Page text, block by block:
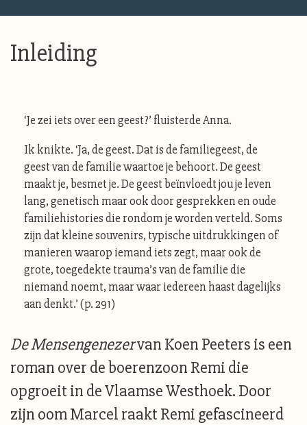
Inleiding
‘Je zei iets over een geest?’ fluisterde Anna.
Ik knikte. ‘Ja, de geest. Dat is de familiegeest, de
geest van de familie waartoe je behoort. De geest
maakt je, besmet je. De geest beïnvloedt jou je leven
lang, genetisch maar ook door gesprekken en oude
familiehistories die rondom je worden verteld. Soms
zijn dat kleine souvenirs, typische uitdrukkingen of
manieren waarop iemand iets zegt, maar ook de
grote, toegedekte trauma’s van de familie die
niemand noemt, maar waar iedereen haast dagelijks
aan denkt.’ (p. 291)
De Mensengenezervan Koen Peeters is een
roman over de boerenzoon Remi die
opgroeit in de Vlaamse Westhoek. Door
zijn oom Marcel raakt Remi gefascineerd